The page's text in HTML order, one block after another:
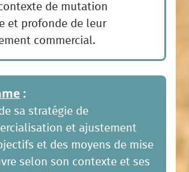
de mutation
et profonde de leur
commercial.
:
sa stratégie de
et ajustement
et des moyens de mise
selon son contexte et ses